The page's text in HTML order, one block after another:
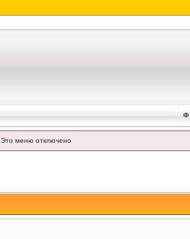
Это меню отключено